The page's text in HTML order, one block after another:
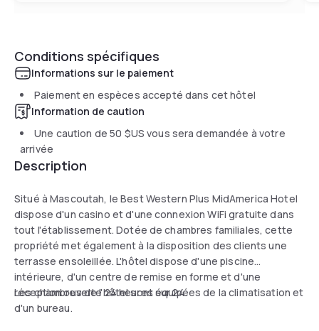
Conditions spécifiques
Informations sur le paiement
Paiement en espèces accepté dans cet hôtel
Information de caution
Une caution de50 $US vous sera demandée à votre
arrivée
Description
Situé à Mascoutah, le Best Western Plus MidAmerica Hotel
dispose d'un casino et d'une connexion WiFi gratuite dans
tout l'établissement. Dotée de chambres familiales, cette
propriété met également à la disposition des clients une
terrasse ensoleillée. L'hôtel dispose d'une piscine
intérieure, d'un centre de remise en forme et d'une
réception ouverte 24 heures sur 24.
Les chambres de l'hôtel sont équipées de la climatisation et
d'un bureau.